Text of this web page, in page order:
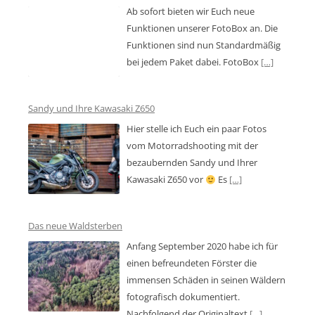
Ab sofort bieten wir Euch neue
Funktionen unserer FotoBox an. Die
Funktionen sind nun Standardmäßig
bei jedem Paket dabei. FotoBox […]
Sandy und Ihre Kawasaki Z650
Hier stelle ich Euch ein paar Fotos
vom Motorradshooting mit der
bezaubernden Sandy und Ihrer
Kawasaki Z650 vor
Es […]
Das neue Waldsterben
Anfang September 2020 habe ich für
einen befreundeten Förster die
immensen Schäden in seinen Wäldern
fotografisch dokumentiert.